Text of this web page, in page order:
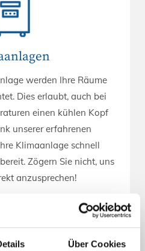
Über Cookies
werden Ihre Räume
Dies erlaubt, auch bei
einen kühlen Kopf
unserer erfahrenen
Klimaanlage schnell
Zögern Sie nicht, uns
anzusprechen!